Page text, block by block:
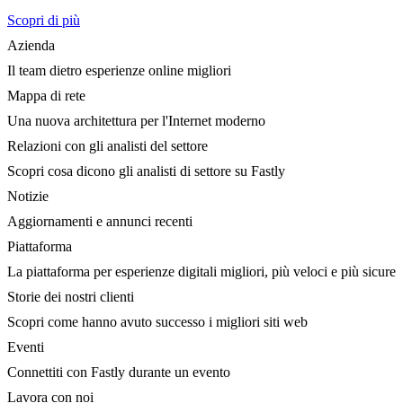
Scopri di più
Azienda
Il team dietro esperienze online migliori
Mappa di rete
Una nuova architettura per l'Internet moderno
Relazioni con gli analisti del settore
Scopri cosa dicono gli analisti di settore su Fastly
Notizie
Aggiornamenti e annunci recenti
Piattaforma
La piattaforma per esperienze digitali migliori, più veloci e più sicure
Storie dei nostri clienti
Scopri come hanno avuto successo i migliori siti web
Eventi
Connettiti con Fastly durante un evento
Lavora con noi